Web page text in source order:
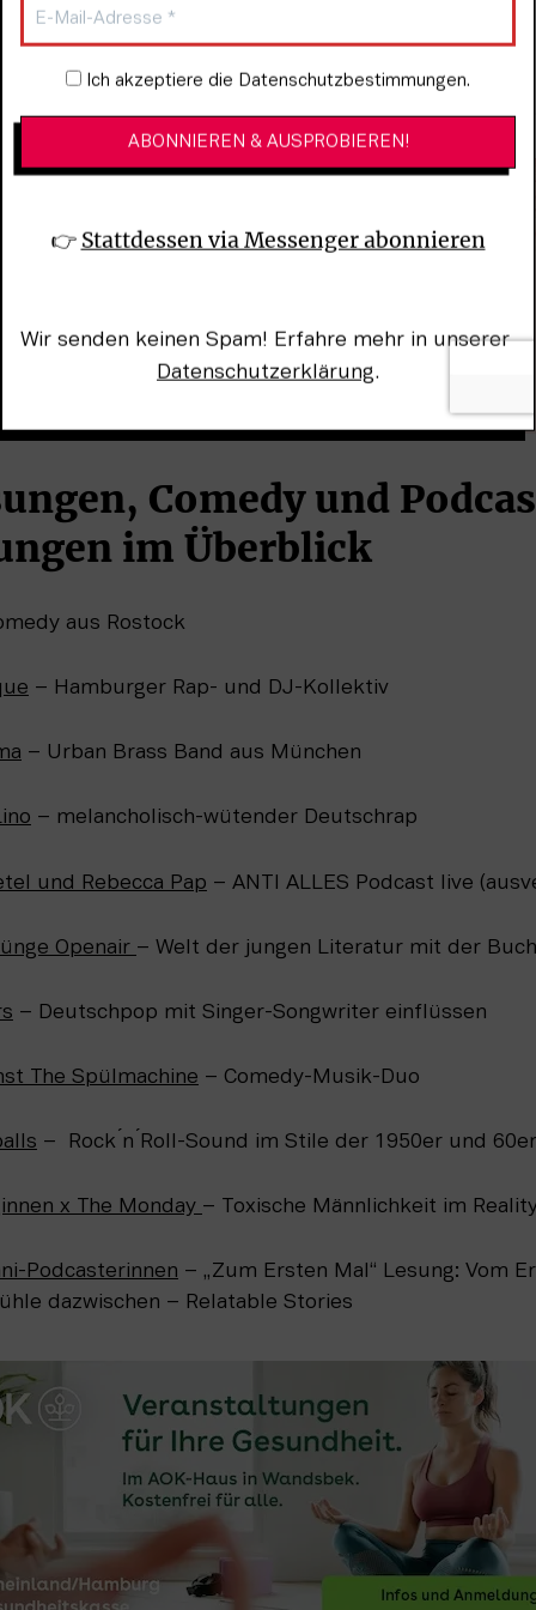
Comedy und
im Überblick
aus Rostock
– Hamburger Rap- und DJ-Kollektiv
– Urban Brass Band aus München
– melancholisch-wütender Deutschrap
und Rebecca Pap – ANTI ALLES Podcast live
Openair – Welt der jungen Literatur mit der
– Deutschpop mit Singer-Songwriter einflüssen
The Spülmachine – Comedy-Musik-Duo
–  Rock ́n ́Roll-Sound im Stile der 1950er und
x The Monday – Toxische Männlichkeit im
Podcasterinnen – „Zum Ersten Mal“ Lesung: Vom
dazwischen – Relatable Stories
Newsletter-Anmeldung
Ich akzeptiere die Datenschutzbestimmungen.
👉 Stattdessen via Messenger abonnieren
Wir senden keinen Spam! Erfahre mehr in unserer
Datenschutzerklärung.